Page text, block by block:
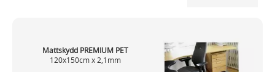
Mattskydd PREMIUM PET
120x150cm x 2,1mm